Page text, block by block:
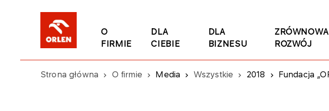
O
FIRMIE
DLA
CIEBIE
DLA
BIZNESU
ROZWÓJ
Strona główna O firmie Media Wszystkie 2018 Fundacja